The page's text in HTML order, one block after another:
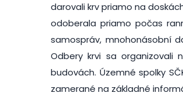
darovali krv priamo na
odoberala priamo počas
samospráv, mnohonásobní
Odbery krvi sa organizovali
budovách. Územné spolky
zamerané na základné